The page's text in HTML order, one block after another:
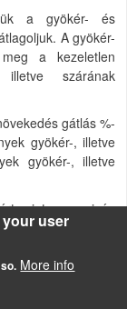
a gyökér- és
A gyökér-
a kezeletlen
szárának
gátlás %-
gyökér-, illetve
gyökér-, illetve
mintamennyiség
az ED20és ED
el:/keptar/3700
user
More info